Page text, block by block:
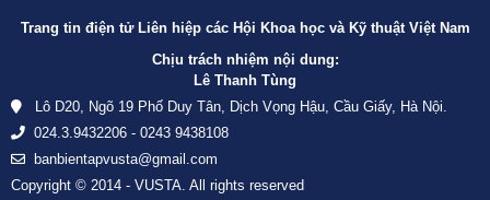
Trang tin điện tử Liên hiệp các Hội Khoa học và Kỹ thuật Việt Nam
Chịu trách nhiệm nội dung:
Lê Thanh Tùng
Lô D20, Ngõ 19 Phố Duy Tân, Dịch Vọng Hậu, Cầu Giấy, Hà Nội.
024.3.9432206 - 0243 9438108
banbientapvusta@gmail.com
Copyright © 2014 - VUSTA. All rights reserved